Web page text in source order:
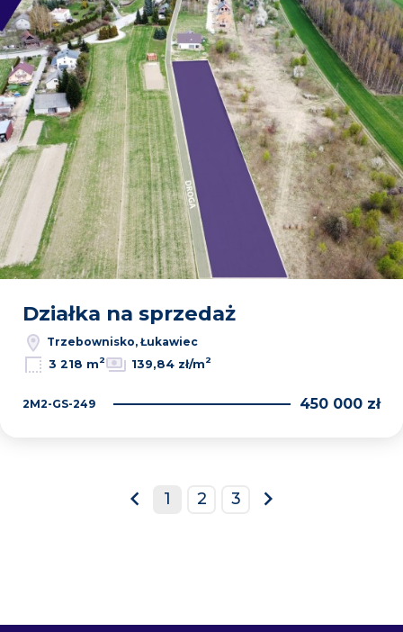
Działka na sprzedaż
Trzebownisko, Łukawiec
3 218 m2 139,84 zł/m2
2M2-GS-249 450 000 zł
prev
1 2 3
next